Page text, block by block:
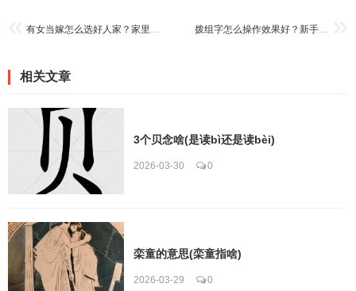
有女当嫁怎么选好人家？家里有女儿的建议看看！ 拨组字怎么操作效果好？新手入门必须掌握的几个技巧
相关文章
3个贝念啥(是读bì还是读bèi)
2026-03-30 0
栾童的意思(栾童指啥)
2026-03-29 0